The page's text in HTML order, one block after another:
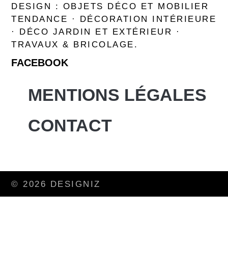
DESIGN : OBJETS DÉCO ET MOBILIER
TENDANCE · DÉCORATION INTÉRIEURE
· DÉCO JARDIN ET EXTÉRIEUR ·
TRAVAUX & BRICOLAGE.
FACEBOOK
MENTIONS LÉGALES
CONTACT
© 2026 DESIGNIZ